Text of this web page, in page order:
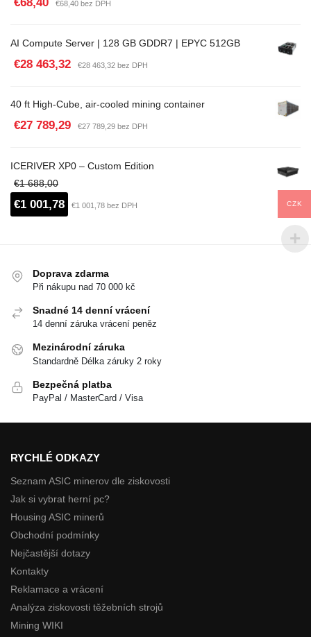
€68,40 bez DPH
AI Compute Server | 128 GB GDDR7 | EPYC 512GB
€28 463,32 €28 463,32 bez DPH
40 ft High-Cube, air-cooled mining container
€27 789,29 €27 789,29 bez DPH
ICERIVER XP0 – Custom Edition
€1 688,00
€1 001,78 €1 001,78 bez DPH
Doprava zdarma
Při nákupu nad 70 000 kč
Snadné 14 denní vrácení
14 denní záruka vrácení peněz
Mezinárodní záruka
Standardně Délka záruky 2 roky
Bezpečná platba
PayPal / MasterCard / Visa
RYCHLÉ ODKAZY
Seznam ASIC minerov dle ziskovosti
Jak si vybrat herní pc?
Housing ASIC minerů
Obchodní podmínky
Nejčastější dotazy
Kontakty
Reklamace a vrácení
Analýza ziskovosti těžebních strojů
Mining WIKI
CZK